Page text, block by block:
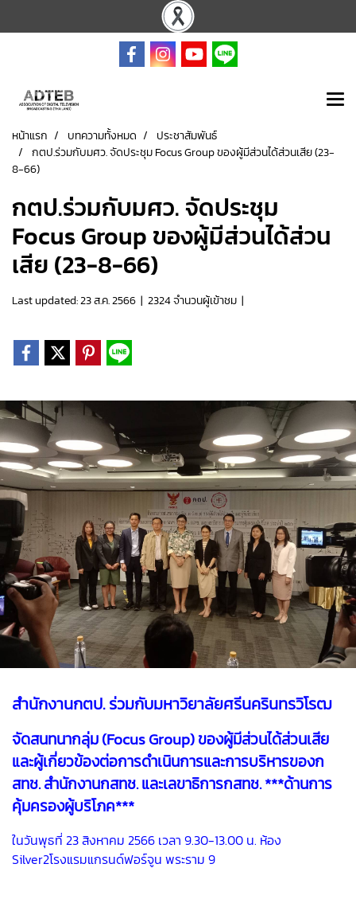
หน้าแรก บทความทั้งหมด
ประชาสัมพันธ์
กตป.ร่วมกับมศว. จัดประชุม Focus Group ของผู้มีส่วนได้ส่วนเสีย (23-
8-66)
กตป.ร่วมกับมศว. จัดประชุม
Focus Group ของผู้มีส่วนได้ส่วน
เสีย (23-8-66)
Last updated: 23 ส.ค. 2566 | 2324 จำนวนผู้เข้าชม |
สำนักงานกตป. ร่วมกับมหาวิยาลัยศรีนครินทรวิโรฒ
จัดสนทนากลุ่ม (Focus Group) ของผู้มีส่วนได้ส่วนเสีย
และผู้เกี่ยวข้องต่อการดำเนินการและการบริหารของก
สทช. สำนักงานกสทช. และเลขาธิการกสทช. ***ด้านการ
คุ้มครองผู้บริโภค***
ในวันพุธที่ 23 สิงหาคม 2566 เวลา 9.30-13.00 น. ห้อง
Silver2โรงแรมแกรนด์ฟอร์จูน พระราม 9